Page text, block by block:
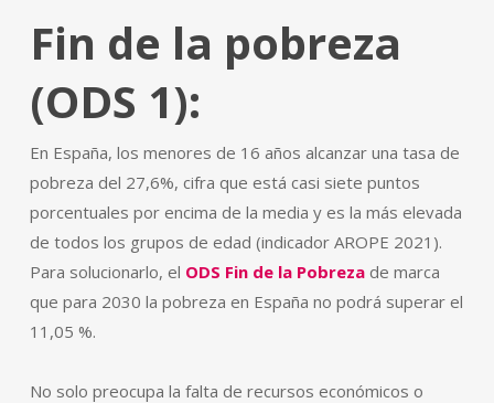
Fin de la pobreza
(ODS 1):
En España, los menores de 16 años alcanzar una tasa de
pobreza del 27,6%, cifra que está casi siete puntos
porcentuales por encima de la media y es la más elevada
de todos los grupos de edad (indicador AROPE 2021).
Para solucionarlo, el ODS Fin de la Pobrezade marca
que para 2030 la pobreza en España no podrá superar el
11,05 %.
No solo preocupa la falta de recursos económicos o